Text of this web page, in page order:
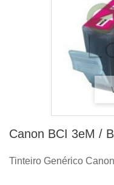
Canon BCI 3eM /
Tinteiro Genérico Canon